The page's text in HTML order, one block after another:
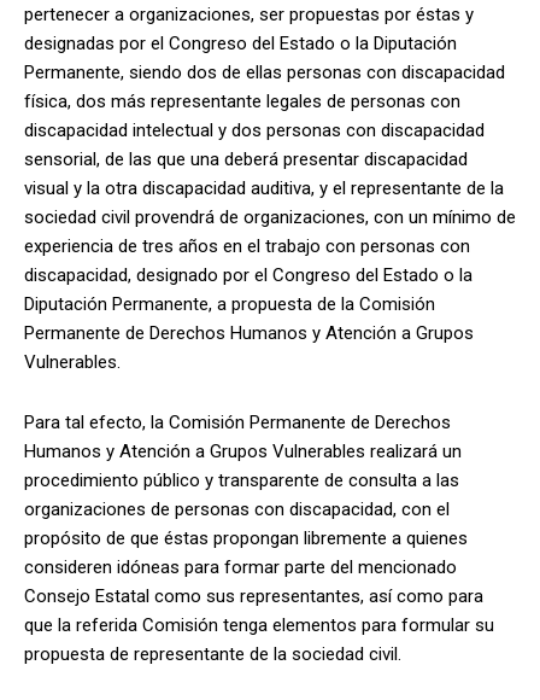
pertenecer a organizaciones, ser propuestas por éstas y
designadas por el Congreso del Estado o la Diputación
Permanente, siendo dos de ellas personas con discapacidad
física, dos más representante legales de personas con
discapacidad intelectual y dos personas con discapacidad
sensorial, de las que una deberá presentar discapacidad
visual y la otra discapacidad auditiva, y el representante de la
sociedad civil provendrá de organizaciones, con un mínimo de
experiencia de tres años en el trabajo con personas con
discapacidad, designado por el Congreso del Estado o la
Diputación Permanente, a propuesta de la Comisión
Permanente de Derechos Humanos y Atención a Grupos
Vulnerables.
Para tal efecto, la Comisión Permanente de Derechos
Humanos y Atención a Grupos Vulnerables realizará un
procedimiento público y transparente de consulta a las
organizaciones de personas con discapacidad, con el
propósito de que éstas propongan libremente a quienes
consideren idóneas para formar parte del mencionado
Consejo Estatal como sus representantes, así como para
que la referida Comisión tenga elementos para formular su
propuesta de representante de la sociedad civil.